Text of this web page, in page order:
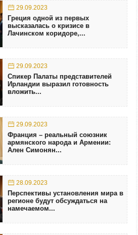
29.09.2023
Греция одной из первых
высказалась о кризисе в
Лачинском коридоре,...
29.09.2023
Спикер Палаты представителей
Ирландии выразил готовность
вложить...
29.09.2023
Франция – реальный союзник
армянского народа и Армении:
Ален Симонян...
28.09.2023
Перспективы установления мира в
регионе будут обсуждаться на
намечаемом...